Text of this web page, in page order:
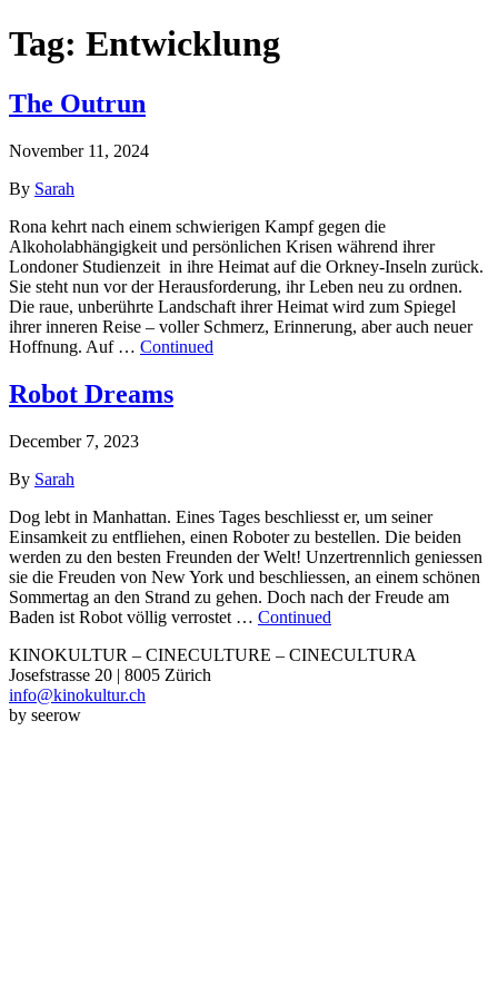
Tag: Entwicklung
The Outrun
November 11, 2024
By Sarah
Rona kehrt nach einem schwierigen Kampf gegen die
Alkoholabhängigkeit und persönlichen Krisen während ihrer
Londoner Studienzeit in ihre Heimat auf die Orkney-Inseln zurück.
Sie steht nun vor der Herausforderung, ihr Leben neu zu ordnen.
Die raue, unberührte Landschaft ihrer Heimat wird zum Spiegel
ihrer inneren Reise – voller Schmerz, Erinnerung, aber auch neuer
Hoffnung. Auf … Continued
Robot Dreams
December 7, 2023
By Sarah
Dog lebt in Manhattan. Eines Tages beschliesst er, um seiner
Einsamkeit zu entfliehen, einen Roboter zu bestellen. Die beiden
werden zu den besten Freunden der Welt! Unzertrennlich geniessen
sie die Freuden von New York und beschliessen, an einem schönen
Sommertag an den Strand zu gehen. Doch nach der Freude am
Baden ist Robot völlig verrostet … Continued
KINOKULTUR – CINECULTURE – CINECULTURA
Josefstrasse 20 | 8005 Zürich
info@kinokultur.ch
by seerow